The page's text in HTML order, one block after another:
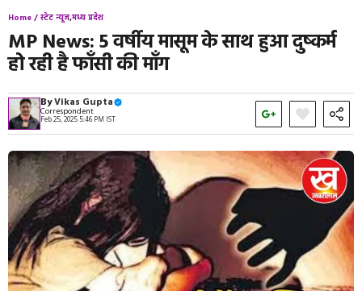
Home /स्टेट न्यूज,मध्य प्रदेश
MP News: 5 वर्षीय मासूम के साथ हुआ दुष्कर्म
हो रही है फाँसी की माँग
ByVikas Gupta
Correspondent
Feb 25, 2025 5:46 PM IST